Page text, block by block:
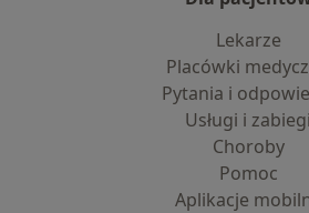
Lekarze
Placówki
Pytania i
Usługi i zabiegi
Choroby
Pomoc
Aplikacje